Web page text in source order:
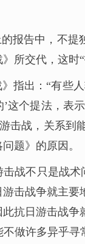
报告中，不
所交代，这时
指出：“有些
个提法，表
击战，关系
题》的原因。
战不只是战
击战争就主
抗日游击战
做许多异乎